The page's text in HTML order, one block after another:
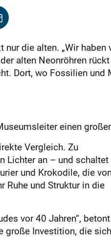
die alten. „Wir haben
alten Neonröhren
Dort, wo Fossilien und
einen
Vergleich. Zu
an – und
und Krokodile, die
Ruhe und Struktur in die
vor 40 Jahren“,
große Investition, die